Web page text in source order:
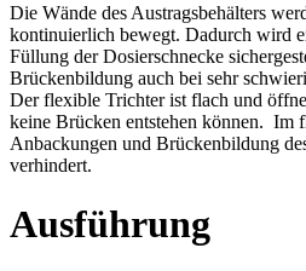
Die Wände des Austragsbehälters
kontinuierlich bewegt. Dadurch wird
Füllung der Dosierschnecke
Brückenbildung auch bei sehr
Der flexible Trichter ist flach und
keine Brücken entstehen können. Im
Anbackungen und Brückenbildung
verhindert.
Ausführung